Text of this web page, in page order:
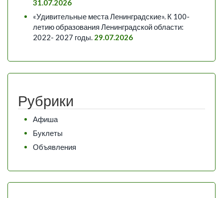
31.07.2026
«Удивительные места Ленинградские». К 100-
летию образования Ленинградской области:
2022- 2027 годы. 29.07.2026
Рубрики
Афиша
Буклеты
Объявления